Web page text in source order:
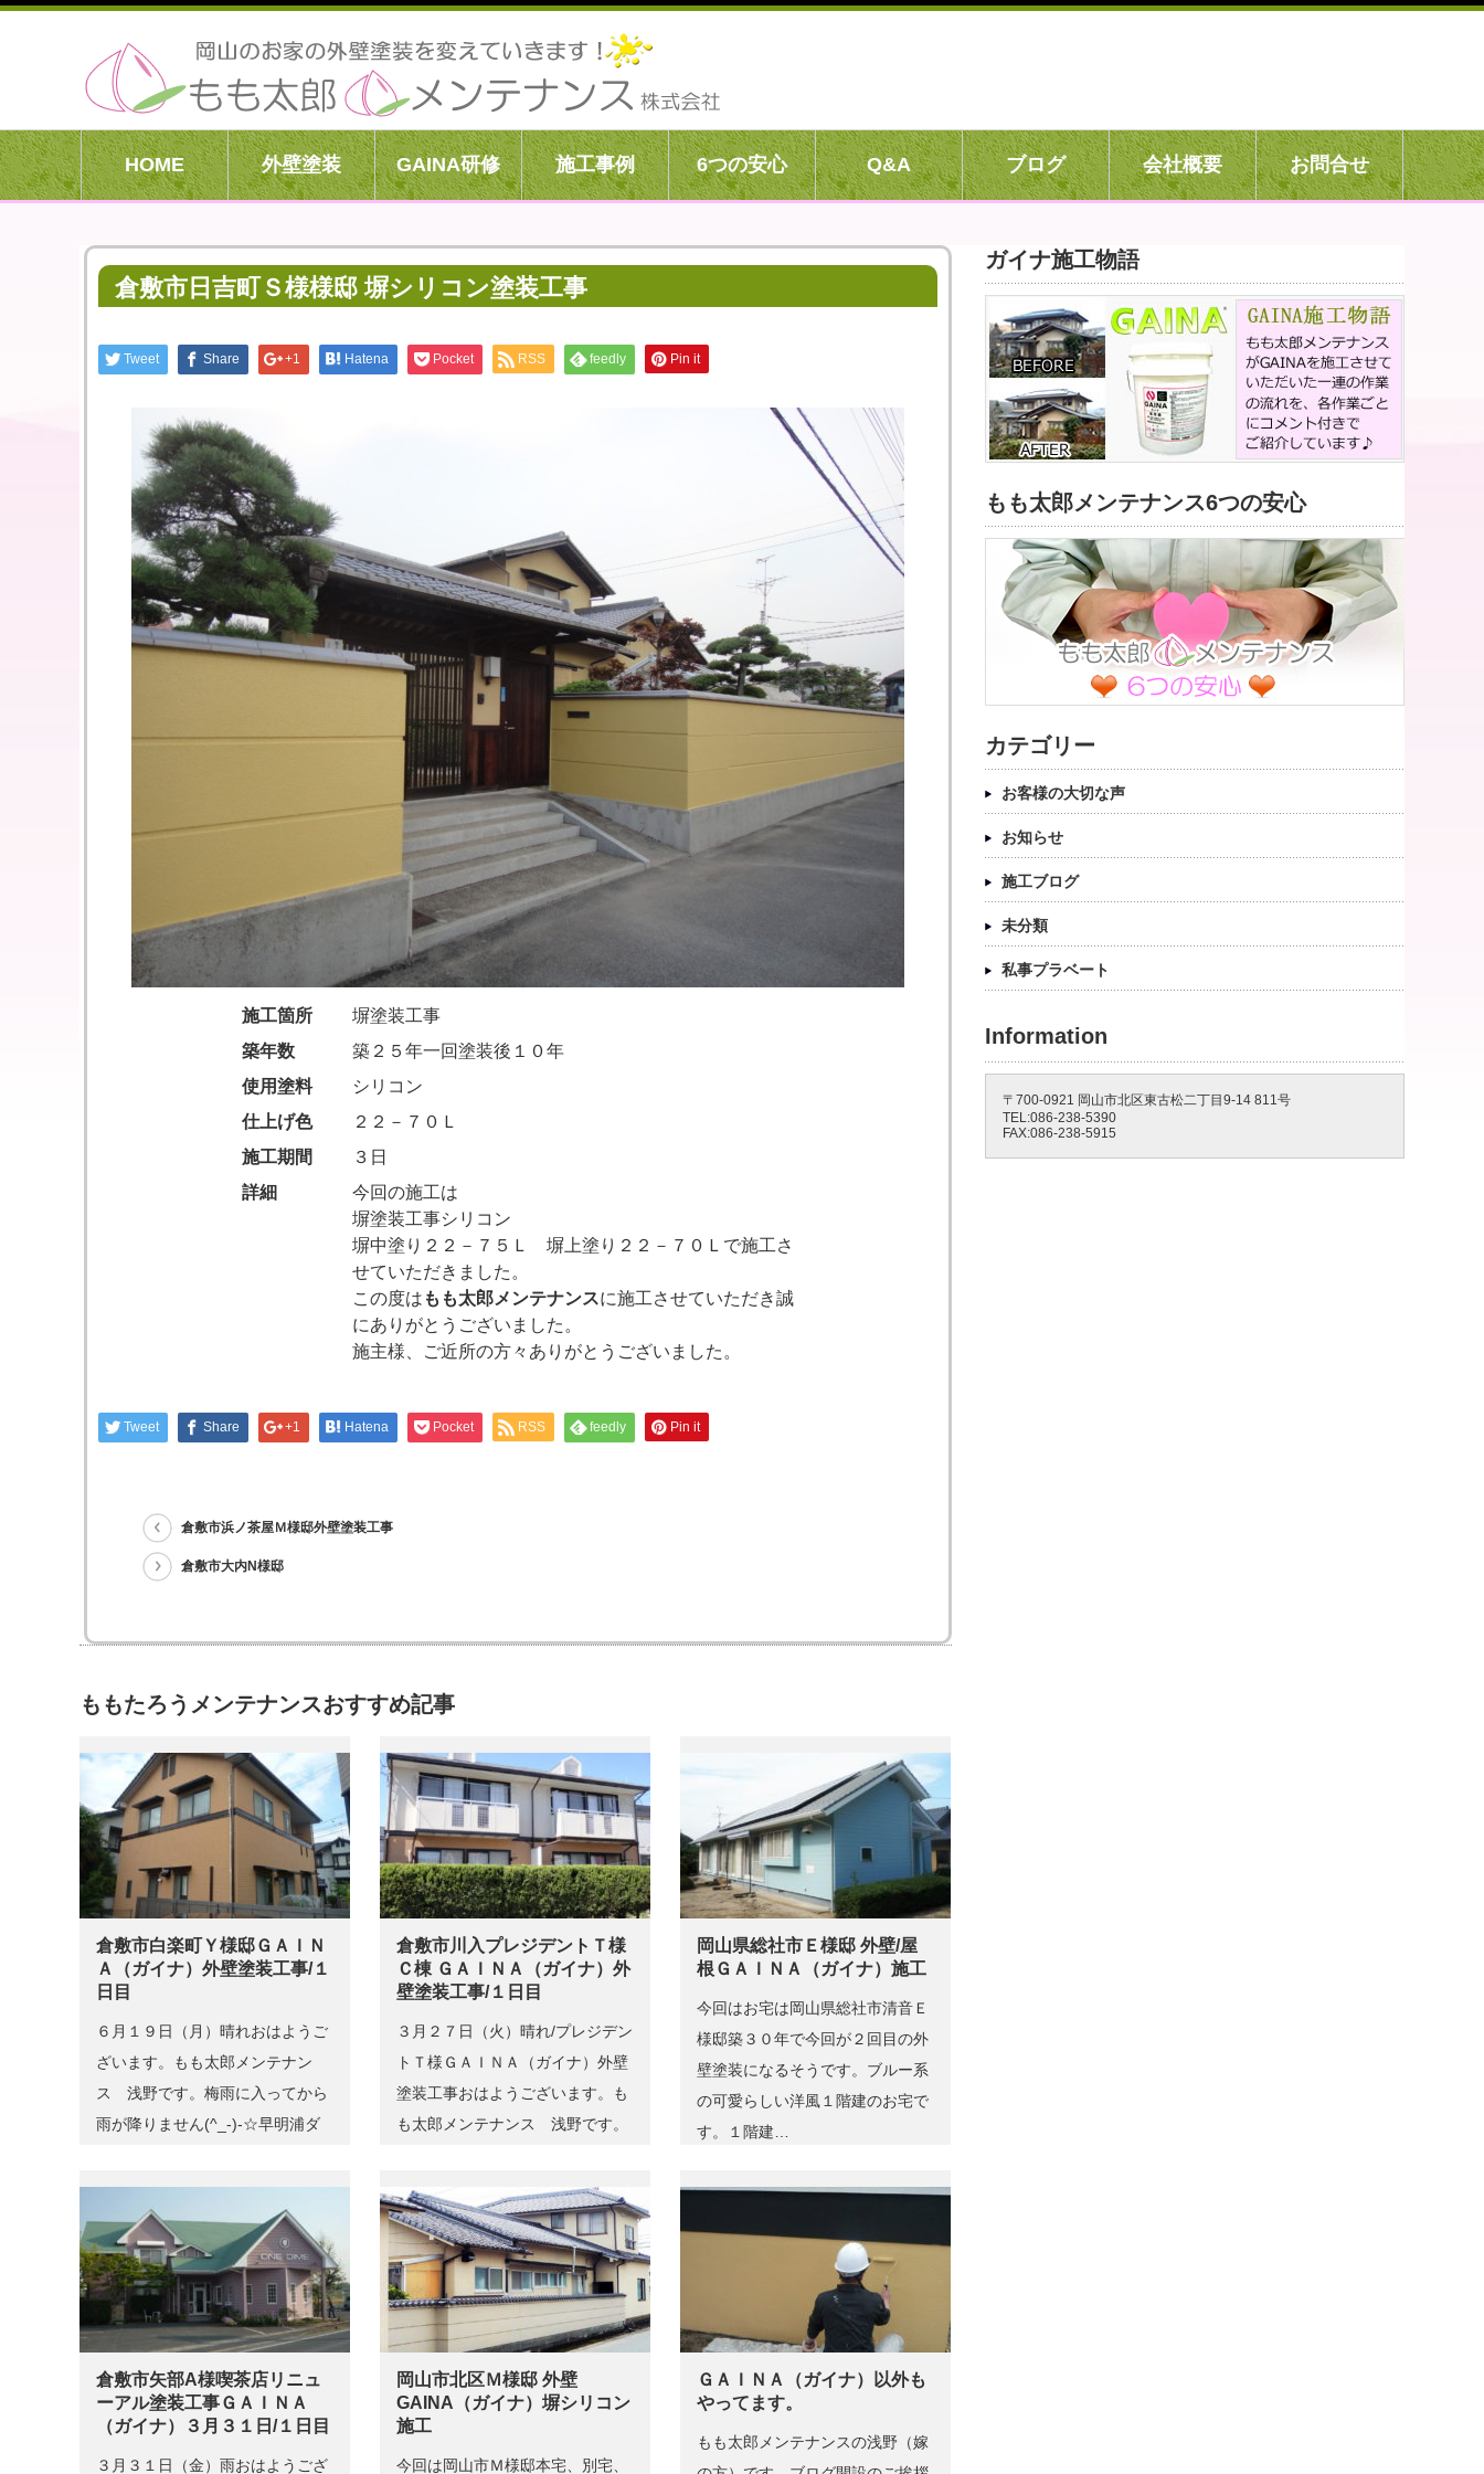
HOME 外壁塗装 GAINA研修 施工事例 6つの安心 Q&A ブログ 会社概要 お問合せ
倉敷市日吉町Ｓ様様邸 塀シリコン塗装工事
Tweet Share +1 Hatena Pocket RSS feedly Pin it
施工箇所
塀塗装工事
築年数
築２５年一回塗装後１０年
使用塗料
シリコン
仕上げ色
２２－７０Ｌ
施工期間
３日
詳細
今回の施工は
塀塗装工事シリコン
塀中塗り２２－７５Ｌ 塀上塗り２２－７０Ｌで施工さ
せていただきました。
この度は もも太郎メンテナンスに施工させていただき誠
にありがとうございました。
施主様、ご近所の方々ありがとうございました。
Tweet Share +1 Hatena Pocket RSS feedly Pin it
倉敷市浜ノ茶屋Ｍ様邸外壁塗装工事
倉敷市大内N様邸
ももたろうメンテナンスおすすめ記事
倉敷市白楽町Ｙ様邸ＧＡＩＮ
Ａ（ガイナ）外壁塗装工事/１
日目
６月１９日（月）晴れおはようご
ざいます。もも太郎メンテナン
ス 浅野です。梅雨に入ってから
雨が降りません(^_-)-☆早明浦ダ
倉敷市川入プレジデントＴ様
Ｃ棟 ＧＡＩＮＡ（ガイナ）外
壁塗装工事/１日目
３月２７日（火）晴れ/プレジデン
トＴ様ＧＡＩＮＡ（ガイナ）外壁
塗装工事おはようございます。も
も太郎メンテナンス 浅野です。
岡山県総社市Ｅ様邸 外壁/屋
根ＧＡＩＮＡ（ガイナ）施工
今回はお宅は岡山県総社市清音Ｅ
様邸築３０年で今回が２回目の外
壁塗装になるそうです。ブルー系
の可愛らしい洋風１階建のお宅で
す。１階建…
倉敷市矢部A様喫茶店リニュ
ーアル塗装工事ＧＡＩＮＡ
（ガイナ）３月３１日/１日目
３月３１日（金）雨おはようござ
岡山市北区Ｍ様邸 外壁
GAINA（ガイナ）塀シリコン
施工
今回は岡山市Ｍ様邸本宅、別宅、
ＧＡＩＮＡ（ガイナ）以外も
やってます。
もも太郎メンテナンスの浅野（嫁
ガイナ施工物語
もも太郎メンテナンス6つの安心
カテゴリー
お客様の大切な声
お知らせ
施工ブログ
未分類
私事プラベート
Information
〒700-0921 岡山市北区東古松二丁目9-14 811号
TEL:086-238-5390
FAX:086-238-5915